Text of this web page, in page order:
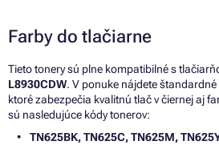
Farby do tlačiarne
Tieto tonery sú plne kompatibilné s
L8930CDW. V ponuke nájdete
ktoré zabezpečia kvalitnú tlač v čiernej aj
sú nasledujúce kódy tonerov:
TN625BK, TN625C, TN625M,